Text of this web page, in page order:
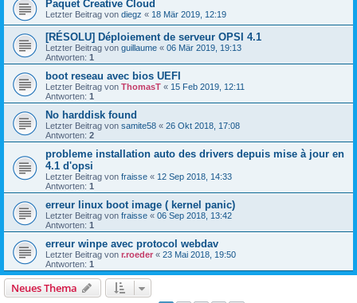
Paquet Creative Cloud
Letzter Beitrag von diegz « 18 Mär 2019, 12:19
[RÉSOLU] Déploiement de serveur OPSI 4.1
Letzter Beitrag von guillaume « 06 Mär 2019, 19:13
Antworten: 1
boot reseau avec bios UEFI
Letzter Beitrag von ThomasT « 15 Feb 2019, 12:11
Antworten: 1
No harddisk found
Letzter Beitrag von samite58 « 26 Okt 2018, 17:08
Antworten: 2
probleme installation auto des drivers depuis mise à jour en
4.1 d'opsi
Letzter Beitrag von fraisse « 12 Sep 2018, 14:33
Antworten: 1
erreur linux boot image ( kernel panic)
Letzter Beitrag von fraisse « 06 Sep 2018, 13:42
Antworten: 1
erreur winpe avec protocol webdav
Letzter Beitrag von r.roeder « 23 Mai 2018, 19:50
Antworten: 1
Neues Thema